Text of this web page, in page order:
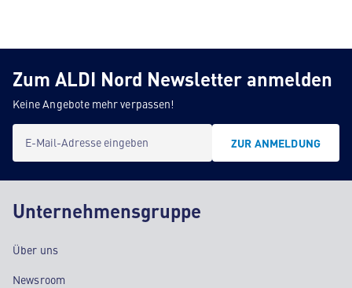
Zum ALDI Nord Newsletter anmelden
Keine Angebote mehr verpassen!
E-Mail-Adresse eingeben ZUR ANMELDUNG
Unternehmensgruppe
Über uns
Newsroom